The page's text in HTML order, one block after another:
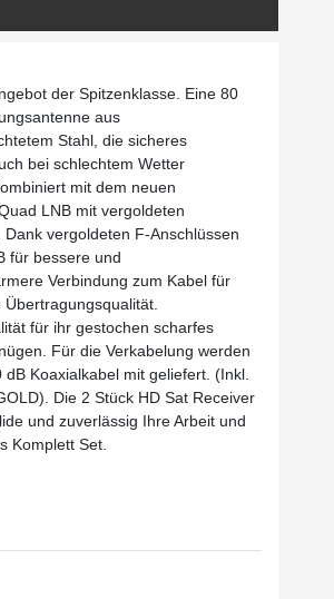
der Spitzenklasse. Eine 80
aus
Stahl, die sicheres
bei schlechtem Wetter
mit dem neuen
LNB mit vergoldeten
Dank vergoldeten F-Anschlüssen
für bessere und
Verbindung zum Kabel für
Übertragungsqualität.
für ihr gestochen scharfes
Für die Verkabelung werden
dB Koaxialkabel mit geliefert. (Inkl.
Die 2 Stück HD Sat Receiver
und zuverlässig Ihre Arbeit und
Komplett Set.